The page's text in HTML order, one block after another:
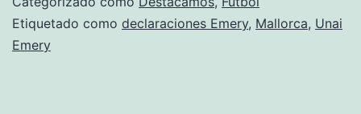
Etiquetado como declaraciones Emery, Mallorca, Unai
Emery